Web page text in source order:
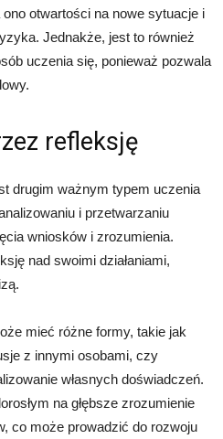
otwartości na nowe sytuacje i
Jednakże, jest to również
uczenia się, ponieważ pozwala
refleksję
drugim ważnym typem uczenia
i przetwarzaniu
wniosków i zrozumienia.
nad swoimi działaniami,
mieć różne formy, takie jak
z innymi osobami, czy
własnych doświadczeń.
na głębsze zrozumienie
co może prowadzić do rozwoju